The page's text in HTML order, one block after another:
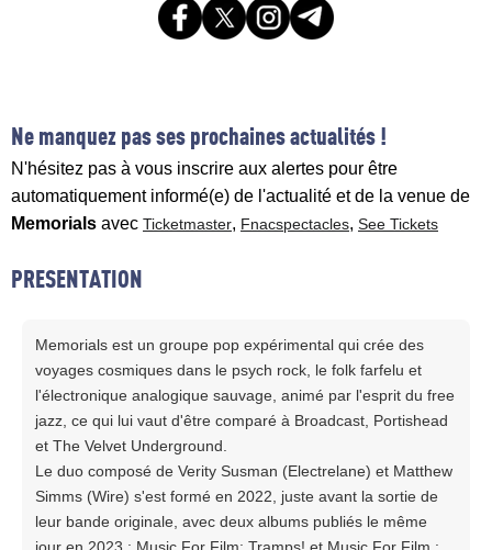
Ne manquez pas ses prochaines actualités !
N'hésitez pas à vous inscrire aux alertes pour être
automatiquement informé(e) de l'actualité et de la venue de
Memorials avec Ticketmaster, Fnacspectacles, See Tickets
PRESENTATION
Memorials est un groupe pop expérimental qui crée des
voyages cosmiques dans le psych rock, le folk farfelu et
l'électronique analogique sauvage, animé par l'esprit du free
jazz, ce qui lui vaut d'être comparé à Broadcast, Portishead
et The Velvet Underground.
Le duo composé de Verity Susman (Electrelane) et Matthew
Simms (Wire) s'est formé en 2022, juste avant la sortie de
leur bande originale, avec deux albums publiés le même